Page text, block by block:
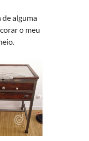
de alguma
o meu